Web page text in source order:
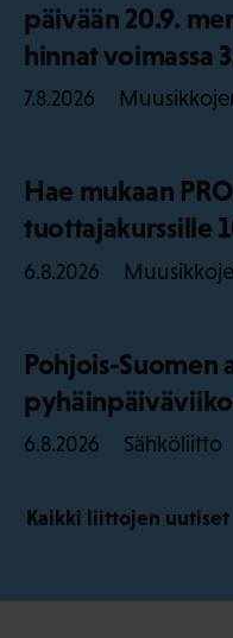
päivään 20.9.
hinnat voimassa
7.8.2026
Hae mukaan
tuottajakurssille
6.8.2026
Pohjois-Suomen
6.8.2026 Sähköliitto
Kaikki liittojen uutiset